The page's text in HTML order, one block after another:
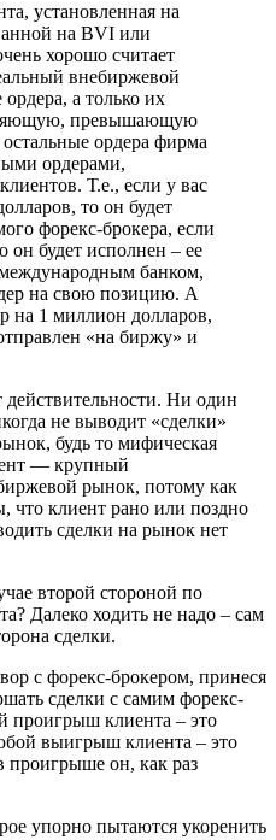
установленная на
на BVI или
хорошо считает
внебиржевой
а только их
превышающую
ордера фирма
ордерами,
Т.е., если у вас
то он будет
форекс-брокера, если
он будет исполнен – ее
банком,
на свою позицию. А
на 1 миллион долларов,
«на биржу» и
действительности. Ни один
не выводит «сделки»
будь то мифическая
— крупный
рынок, потому как
что клиент рано или поздно
сделки на рынок нет
второй стороной по
Далеко ходить не надо – сам
сделки.
с форекс-брокером, принеся
сделки с самим форекс-
проигрыш клиента – это
выигрыш клиента – это
он, как раз
упорно пытаются укоренить